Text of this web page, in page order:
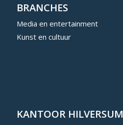
BRANCHES
Media en entertainment
Kunst en cultuur
KANTOOR HILVERSUM